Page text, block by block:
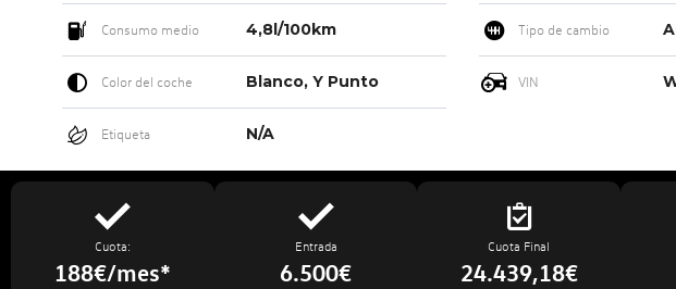
Consumo medio 4,8l/100km Tipo de cambio
Color del coche Blanco, Y Punto VIN
Etiqueta N/A
Cuota:
188€/mes*
Entrada
6.500€
Cuota Final
24.439,18€